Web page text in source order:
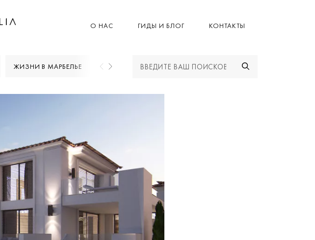
О НАС ГИДЫ И БЛОГ КОНТАКТЫ
ЖИЗНИ В МАРБЕЛЬЕ НОВОСТИ DRUMELIA